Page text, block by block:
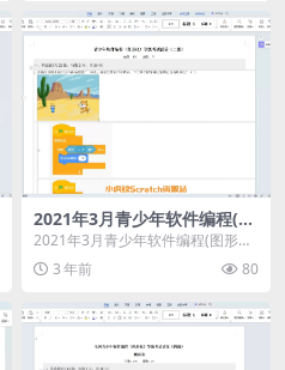
2021年3月青少年软件编程(图
形化)等级考试试卷二级(含答
案)
2021年3月青少年软件编程(图形化)
等级考试试卷二级(含答案)
3 年前 80